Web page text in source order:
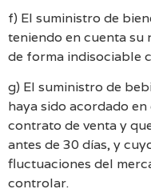
f) El suministro de
teniendo en cuenta su
de forma indisociable
g) El suministro de
haya sido acordado
contrato de venta y
antes de 30 días, y
fluctuaciones del
controlar.